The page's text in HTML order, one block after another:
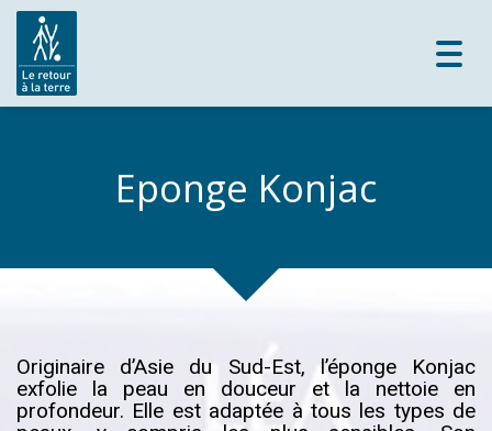
Eponge Konjac
Originaire d’Asie du Sud-Est, l’éponge Konjac
exfolie la peau en douceur et la nettoie en
profondeur. Elle est adaptée à tous les types de